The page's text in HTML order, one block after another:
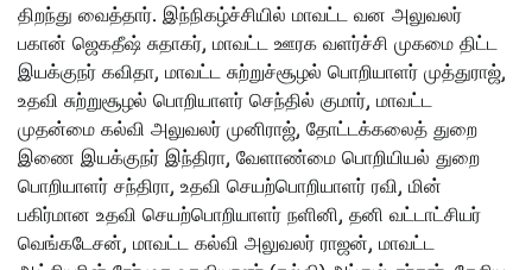
திறந்து வைத்தார். இந்நிகழ்ச்சியில் மாவட்ட வன அலுவலர்
பகான் ஜெகதீஷ் சுதாகர், மாவட்ட ஊரக வளர்ச்சி முகமை திட்ட
இயக்குநர் கவிதா, மாவட்ட சுற்றுச்சூழல் பொறியாளர் முத்துராஜ்,
உதவி சுற்றுசூழல் பொறியாளர் செந்தில் குமார், மாவட்ட
முதன்மை கல்வி அலுவலர் முனிராஜ், தோட்டக்கலைத் துறை
இணை இயக்குநர் இந்திரா, வேளாண்மை பொறியியல் துறை
பொறியாளர் சந்திரா, உதவி செயற்பொறியாளர் ரவி, மின்
பகிர்மான உதவி செயற்பொறியாளர் நளினி, தனி வட்டாட்சியர்
வெங்கடேசன், மாவட்ட கல்வி அலுவலர் ராஜன், மாவட்ட